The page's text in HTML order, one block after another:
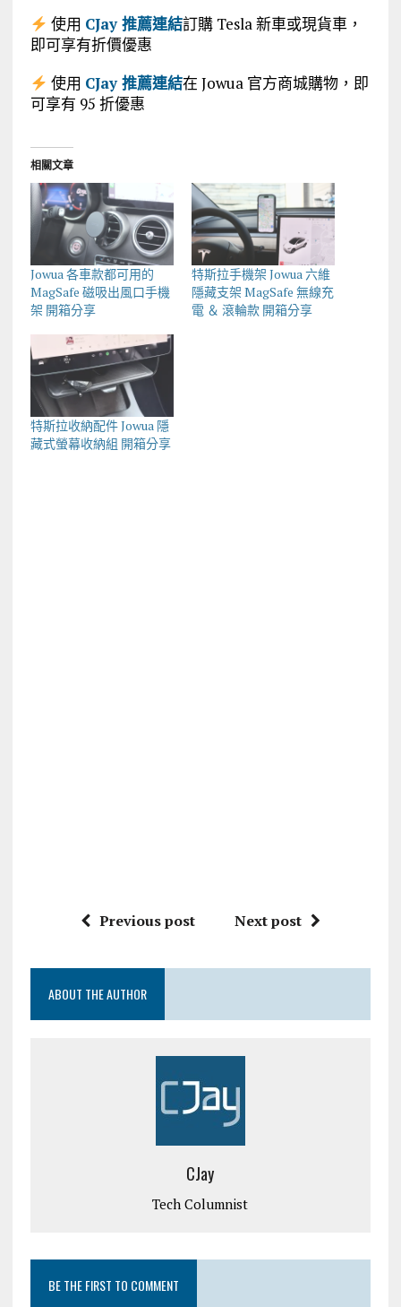
使用 CJay 推薦連結訂購 Tesla 新車或現貨車，
即可享有折價優惠
使用 CJay 推薦連結在 Jowua 官方商城購物，即
可享有 95 折優惠
相關文章
Jowua 各車款都可用的
MagSafe 磁吸出風口手機
架 開箱分享
特斯拉手機架 Jowua 六維
隱藏支架 MagSafe 無線充
電 ＆ 滾輪款 開箱分享
特斯拉收納配件 Jowua 隱
藏式螢幕收納組 開箱分享
Previous post Next post
ABOUT THE AUTHOR
CJay
Tech Columnist
BE THE FIRST TO COMMENT